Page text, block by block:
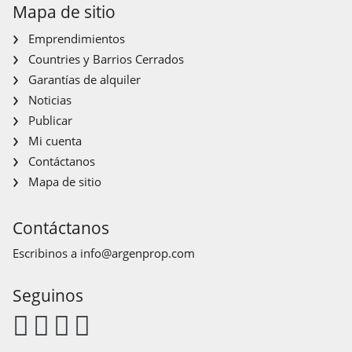
Mapa de sitio
Emprendimientos
Countries y Barrios Cerrados
Garantías de alquiler
Noticias
Publicar
Mi cuenta
Contáctanos
Mapa de sitio
Contáctanos
Escribinos a info@argenprop.com
Seguinos